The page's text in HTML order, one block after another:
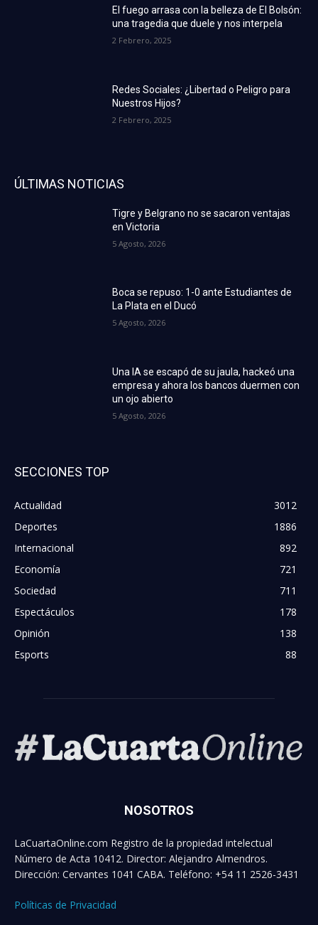
El fuego arrasa con la belleza de El Bolsón:
una tragedia que duele y nos interpela
2 Febrero, 2025
Redes Sociales: ¿Libertad o Peligro para
Nuestros Hijos?
2 Febrero, 2025
ÚLTIMAS NOTICIAS
Tigre y Belgrano no se sacaron ventajas
en Victoria
5 Agosto, 2026
Boca se repuso: 1-0 ante Estudiantes de
La Plata en el Ducó
5 Agosto, 2026
Una IA se escapó de su jaula, hackeó una
empresa y ahora los bancos duermen con
un ojo abierto
5 Agosto, 2026
SECCIONES TOP
Actualidad
3012
Deportes
1886
Internacional
892
Economía
721
Sociedad
711
Espectáculos
178
Opinión
138
Esports
88
NOSOTROS
LaCuartaOnline.com Registro de la propiedad intelectual
Número de Acta 10412. Director: Alejandro Almendros.
Dirección: Cervantes 1041 CABA. Teléfono: +54 11 2526-3431
Políticas de Privacidad